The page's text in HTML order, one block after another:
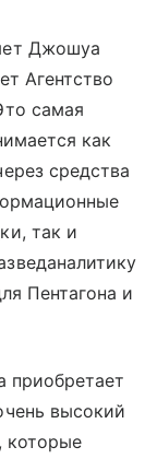
Джошуа
Агентство
самая
как
средства
так и
Пентагона и
приобретает
высокий
которые